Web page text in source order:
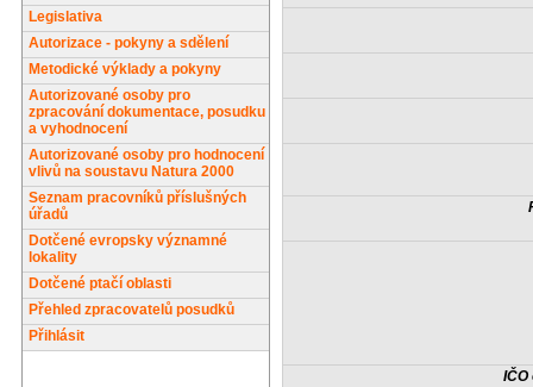
Legislativa
Autorizace - pokyny a sdělení
Metodické výklady a pokyny
Autorizované osoby pro
zpracování dokumentace, posudku
a vyhodnocení
Autorizované osoby pro hodnocení
vlivů na soustavu Natura 2000
Seznam pracovníků příslušných
úřadů
Dotčené evropsky významné
lokality
Dotčené ptačí oblasti
Přehled zpracovatelů posudků
Přihlásit
IČO